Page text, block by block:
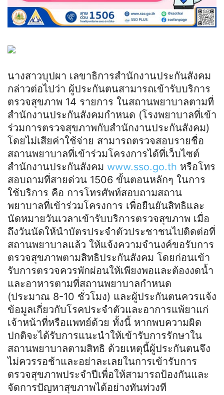
นางสาวบุปผา เลขาธิการสำนักงานประกันสังคม
กล่าวต่อไปว่า ผู้ประกันตนสามารถเข้ารับบริการ
ตรวจสุขภาพ 14 รายการ ในสถานพยาบาลตามที่
สำนักงานประกันสังคมกำหนด (โรงพยาบาลที่เข้า
ร่วมการตรวจสุขภาพกับสำนักงานประกันสังคม)
โดยไม่เสียค่าใช้จ่าย สามารถตรวจสอบรายชื่อ
สถานพยาบาลที่เข้าร่วมโครงการได้ที่เว็บไซต์
สำนักงานประกันสังคม www.sso.go.th หรือโทร
สอบถามที่สายด่วน 1506 ขั้นตอนหลักๆ ในการ
ใช้บริการ คือ การโทรศัพท์สอบถามสถาน
พยาบาลที่เข้าร่วมโครงการ เพื่อยืนยันสิทธิและ
นัดหมายวันเวลาเข้ารับบริการตรวจสุขภาพ เมื่อ
ถึงวันนัดให้นำบัตรประจำตัวประชาชนไปติดต่อที่
สถานพยาบาลแล้ว ให้แจ้งความจำนงค์ขอรับการ
ตรวจสุขภาพตามสิทธิประกันสังคม โดยก่อนเข้า
รับการตรวจควรพักผ่อนให้เพียงพอและต้องงดน้ำ
และอาหารตามที่สถานพยาบาลกำหนด
(ประมาณ 8-10 ชั่วโมง) และผู้ประกันตนควรแจ้ง
ข้อมูลเกี่ยวกับโรคประจำตัวและอาการแพ้ยาแก่
เจ้าหน้าที่หรือแพทย์ด้วย ทั้งนี้ หากพบความผิด
ปกติจะได้รับการแนะนำให้เข้ารับการรักษาใน
สถานพยาบาลตามสิทธิ ด้วยเหตุนี้ผู้ประกันตนจึง
ไม่ควรรอช้าและอย่าละเลยในการเข้ารับการ
ตรวจสุขภาพประจำปีเพื่อให้สามารถป้องกันและ
จัดการปัญหาสุขภาพได้อย่างทันท่วงที